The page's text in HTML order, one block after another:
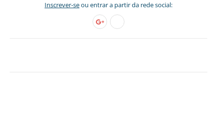
Inscrever-seou entrar a partir da rede social: